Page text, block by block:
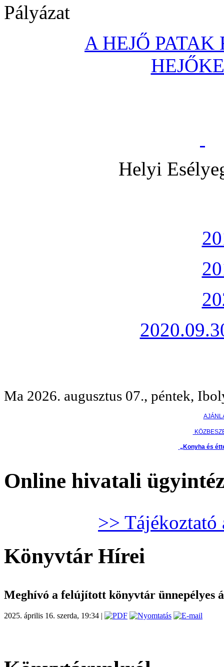
Pályázat
A HEJŐ
Helyi
Ma 2026. augusztus 07., péntek,
„Konyha és
Online hivatali
>> Tájékoztató
Könyvtár Hírei
Meghívó a felújított könyvtár ünnepélyes
2025. április 16. szerda, 19:34 |